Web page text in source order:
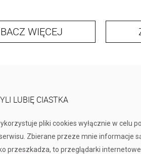
WIĘCEJ
LUBIĘ CIASTKA
pliki cookies wyłącznie w celu
Zbierane przeze mnie informacje
przeszkadza, to przeglądarki